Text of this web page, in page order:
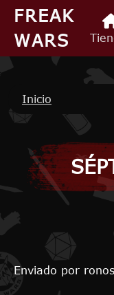
Pasar al contenido
FREAK
WARS
Ruta de
Inicio
Enviado por